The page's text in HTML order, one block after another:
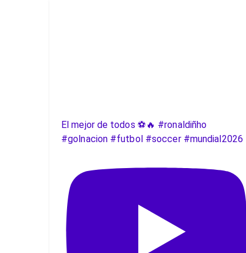
El mejor de todos ⚽️🔥 #ronaldiñho
#golnacion #futbol #soccer #mundial2026